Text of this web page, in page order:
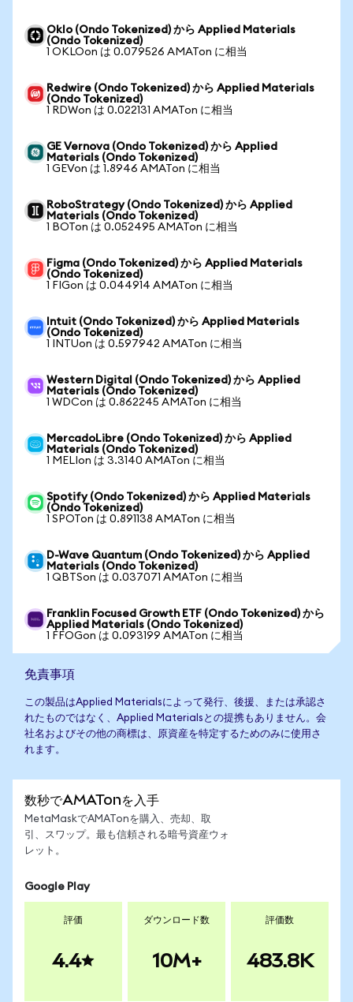
Oklo (Ondo Tokenized) から Applied Materials
(Ondo Tokenized)
1 OKLOon は 0.079526 AMATon に相当
Redwire (Ondo Tokenized) から Applied Materials
(Ondo Tokenized)
1 RDWon は 0.022131 AMATon に相当
GE Vernova (Ondo Tokenized) から Applied
Materials (Ondo Tokenized)
1 GEVon は 1.8946 AMATon に相当
RoboStrategy (Ondo Tokenized) から Applied
Materials (Ondo Tokenized)
1 BOTon は 0.052495 AMATon に相当
Figma (Ondo Tokenized) から Applied Materials
(Ondo Tokenized)
1 FIGon は 0.044914 AMATon に相当
Intuit (Ondo Tokenized) から Applied Materials
(Ondo Tokenized)
1 INTUon は 0.597942 AMATon に相当
Western Digital (Ondo Tokenized) から Applied
Materials (Ondo Tokenized)
1 WDCon は 0.862245 AMATon に相当
MercadoLibre (Ondo Tokenized) から Applied
Materials (Ondo Tokenized)
1 MELIon は 3.3140 AMATon に相当
Spotify (Ondo Tokenized) から Applied Materials
(Ondo Tokenized)
1 SPOTon は 0.891138 AMATon に相当
D-Wave Quantum (Ondo Tokenized) から Applied
Materials (Ondo Tokenized)
1 QBTSon は 0.037071 AMATon に相当
Franklin Focused Growth ETF (Ondo Tokenized) から
Applied Materials (Ondo Tokenized)
1 FFOGon は 0.093199 AMATon に相当
免責事項
この製品はApplied Materialsによって発行、後援、または承認さ
れたものではなく、Applied Materialsとの提携もありません。会
社名およびその他の商標は、原資産を特定するためのみに使用さ
れます。
数秒でAMATonを入手
MetaMaskでAMATonを購入、売却、取
引、スワップ。最も信頼される暗号資産ウォ
レット。
Google Play
評価
4.4
ダウンロード数
10M+
評価数
483.8K